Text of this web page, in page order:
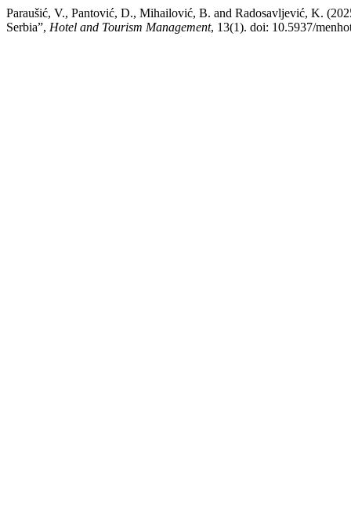
Paraušić, V., Pantović, D., Mihailović, B. and Radosavljević, K.
Serbia”, Hotel and Tourism Management, 13(1). doi: 10.5937/